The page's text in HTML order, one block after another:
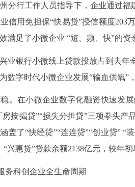
分行工作人员指导下，企业通过
信用免担保“快易贷”授信额度
满足了小微企业 “短、频、快”的资
业银行小微线上贷款投放占到去
数字时代小微企业发展“输血供氧”
。在小微企业数字化融资快速发
房按揭贷”“损失分担贷”三项拳头
盖了“快经贷”“连连贷”“创业贷” “
兴惠贷”贷款余额2138亿元，较年初
务科创企业全生命周期